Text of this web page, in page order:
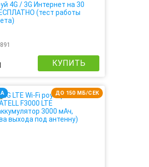
4G / 3G Интернет на 30
(тест работы
891
КУПИТЬ
ДО 150 МБ/СЕК